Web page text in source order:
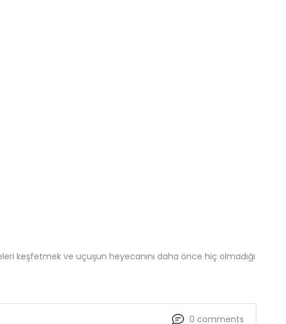
keşfetmek ve uçuşun heyecanını daha önce hiç olmadığı
0 comments